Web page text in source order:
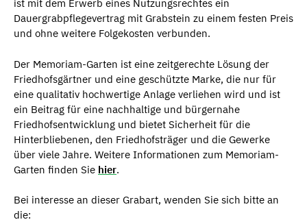
ist mit dem Erwerb eines Nutzungsrechtes ein
Dauergrabpflegevertrag mit Grabstein zu einem festen Preis
und ohne weitere Folgekosten verbunden.
Der Memoriam-Garten ist eine zeitgerechte Lösung der
Friedhofsgärtner und eine geschützte Marke, die nur für
eine qualitativ hochwertige Anlage verliehen wird und ist
ein Beitrag für eine nachhaltige und bürgernahe
Friedhofsentwicklung und bietet Sicherheit für die
Hinterbliebenen, den Friedhofsträger und die Gewerke
über viele Jahre. Weitere Informationen zum Memoriam-
Garten finden Sie hier.
Bei interesse an dieser Grabart, wenden Sie sich bitte an
die: